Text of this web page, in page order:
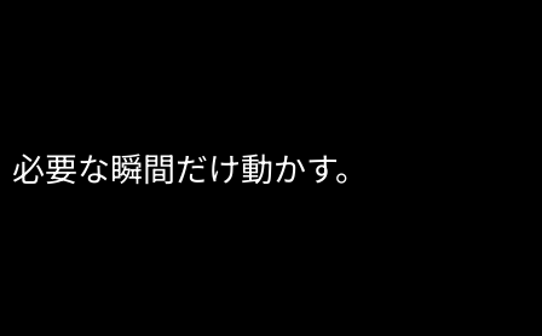
必要な瞬間だけ動かす。